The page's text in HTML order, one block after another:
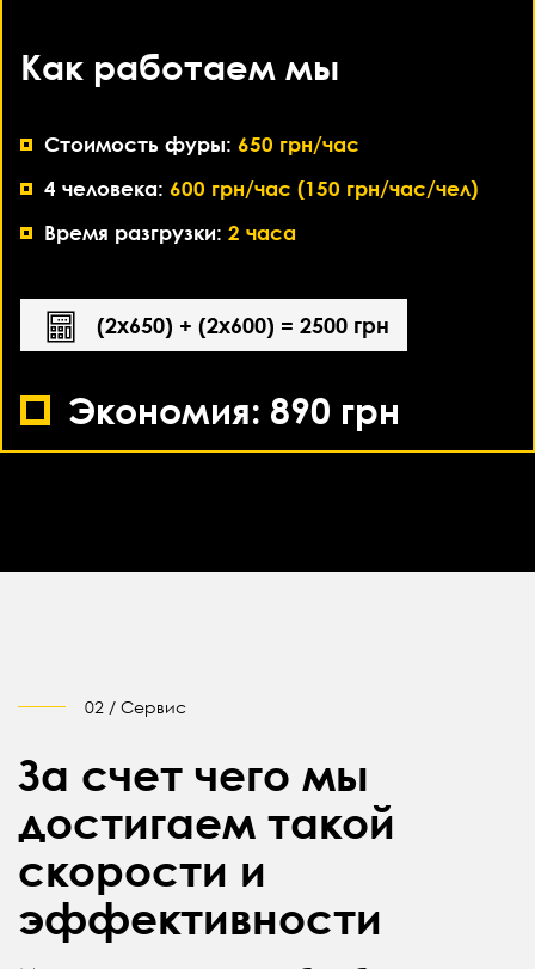
Как работаем мы
Стоимость фуры: 650 грн/час
4 человека: 600 грн/час (150 грн/час/чел)
Время разгрузки: 2 часа
(2х650) + (2х600) = 2500 грн
Экономия: 890 грн
02 / Сервис
За счет чего мы
достигаем такой
скорости и
эффективности